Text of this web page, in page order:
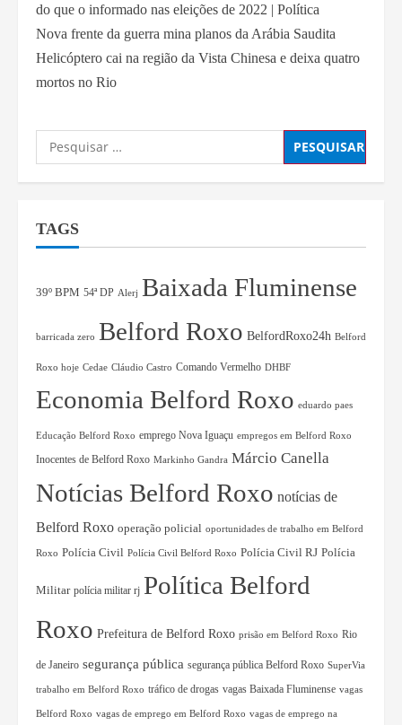
do que o informado nas eleições de 2022 | Política
Nova frente da guerra mina planos da Arábia Saudita
Helicóptero cai na região da Vista Chinesa e deixa quatro
mortos no Rio
TAGS
39º BPM 54ª DP Alerj Baixada Fluminense
barricada zero Belford Roxo BelfordRoxo24h Belford
Roxo hoje Cedae Cláudio Castro Comando Vermelho DHBF
Economia Belford Roxo eduardo paes
Educação Belford Roxo emprego Nova Iguaçu empregos em Belford Roxo
Inocentes de Belford Roxo Markinho Gandra Márcio Canella
Notícias Belford Roxo notícias de
Belford Roxo operação policial oportunidades de trabalho em Belford
Roxo Polícia Civil Polícia Civil Belford Roxo Polícia Civil RJ Polícia
Militar polícia militar rj Política Belford
Roxo Prefeitura de Belford Roxo prisão em Belford Roxo Rio
de Janeiro segurança pública segurança pública Belford Roxo SuperVia
trabalho em Belford Roxo tráfico de drogas vagas Baixada Fluminense vagas
Belford Roxo vagas de emprego em Belford Roxo vagas de emprego na